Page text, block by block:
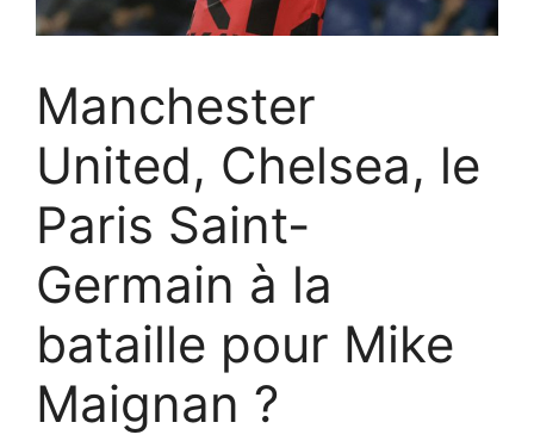
Manchester
United, Chelsea, le
Paris Saint-
Germain à la
bataille pour Mike
Maignan ?